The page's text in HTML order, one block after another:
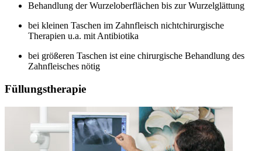
Behandlung der Wurzeloberflächen bis zur Wurzelglättung
bei kleinen Taschen im Zahnfleisch nichtchirurgische
Therapien u.a. mit Antibiotika
bei größeren Taschen ist eine chirurgische Behandlung des
Zahnfleisches nötig
Füllungstherapie